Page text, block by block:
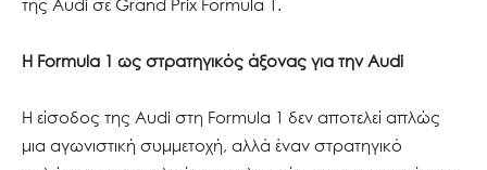
της Audi σε Grand Prix Formula 1.
Η Formula 1 ως στρατηγικός άξονας για την Audi
Η είσοδος της Audi στη Formula 1 δεν αποτελεί απλώς
μια αγωνιστική συμμετοχή, αλλά έναν στρατηγικό